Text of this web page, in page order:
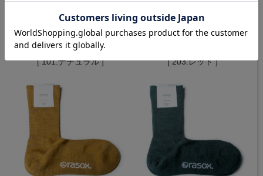
[ 101.ナチュラル ] [ 203.レッド ]